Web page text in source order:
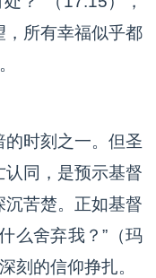
，所有幸福似乎都
时刻之一。但圣
同，是预示基督
苦楚。正如基督
么舍弃我？”（玛
刻的信仰挣扎。